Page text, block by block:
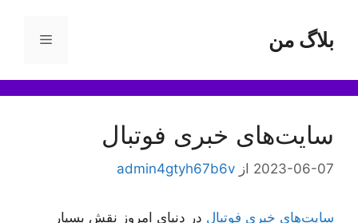
محتوابلاگ من فهرست
سایت‌های خبری فوتبال
2023-06-07 از admin4gtyh67b6v
سایت‌های خبری فوتبال در دنیای امروز نقش بسیار